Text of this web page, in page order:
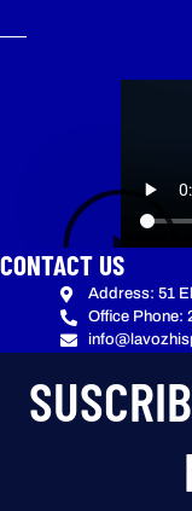
CONTACT US
Address: 51
Office Phone: